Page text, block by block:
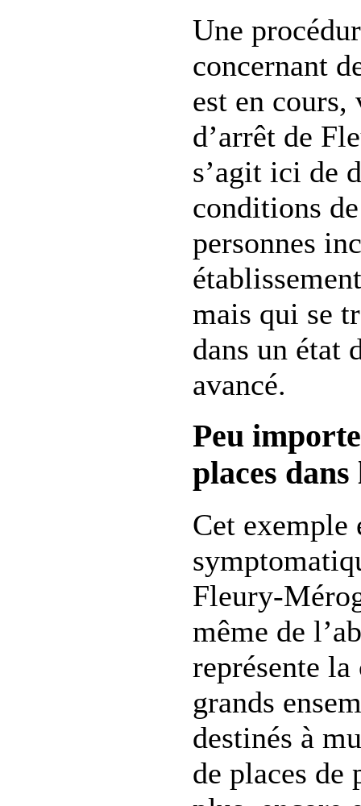
Une
concernant
est en
d’arrêt de
s’agit ici de
conditions
personnes
mais qui se
dans un état
avancé.
Peu
places
Cet exemple
Fleury-
même de
représente
grands
destinés à
de places de